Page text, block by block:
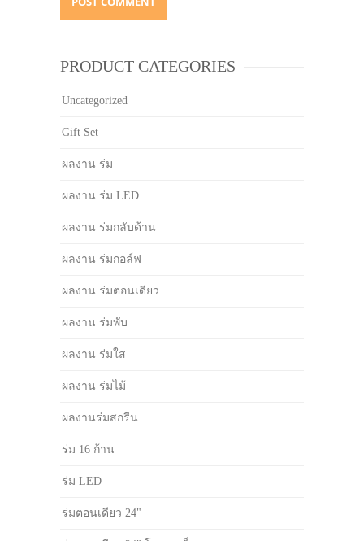
PRODUCT CATEGORIES
Uncategorized
Gift Set
ผลงาน ร่ม
ผลงาน ร่ม LED
ผลงาน ร่มกลับด้าน
ผลงาน ร่มกอล์ฟ
ผลงาน ร่มตอนเดียว
ผลงาน ร่มพับ
ผลงาน ร่มใส
ผลงาน ร่มไม้
ผลงานร่มสกรีน
ร่ม 16 ก้าน
ร่ม LED
ร่มตอนเดียว 24"